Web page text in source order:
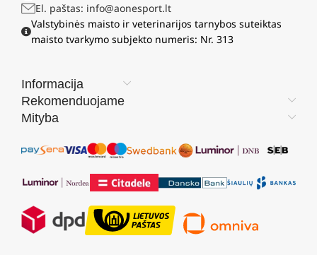
El. paštas: info@aonesport.lt
Valstybinės maisto ir veterinarijos tarnybos suteiktas
maisto tvarkymo subjekto numeris: Nr. 313
Informacija
Rekomenduojame
Mityba